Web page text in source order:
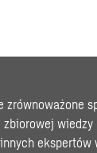
wiedzy
ekspertów